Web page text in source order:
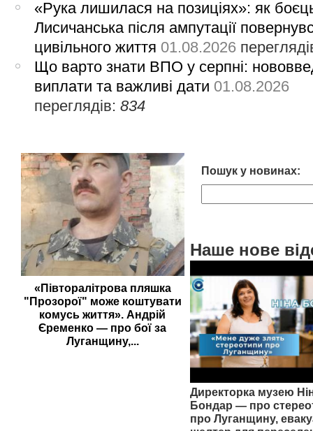
«Рука лишилася на позиціях»: як
Лисичанська після ампутації
цивільного життя 01.08.2026
Що варто знати ВПО у серпні:
виплати та важливі дати 01.08.2026
переглядів:834
«Півторалітрова пляшка
"Прозорої" може коштувати
комусь життя». Андрій
Єременко — про бої за
Луганщину,...
Пошук у новинах:
Наше нове
Директорка музею
Бондар — про
про Луганщину,